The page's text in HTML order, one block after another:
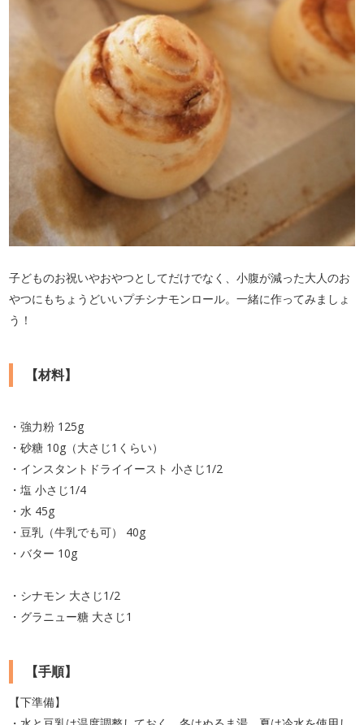
子どものお祝いやおやつとしてだけでなく、小腹が減った大人のお
やつにもちょうどいいプチシナモンロール。一緒に作ってみましょ
う！
【材料】
・強力粉 125g
・砂糖 10g（大さじ1くらい）
・インスタントドライイースト 小さじ1/2
・塩 小さじ1/4
・水 45g
・豆乳（牛乳でも可） 40g
・バター 10g
・シナモン 大さじ1/2
・グラニュー糖 大さじ1
【手順】
【下準備】